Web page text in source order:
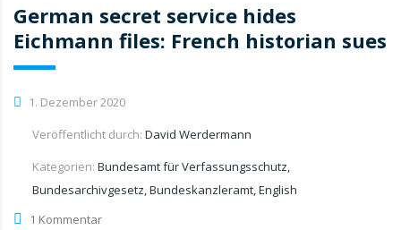
German secret service hides
Eichmann files: French historian sues
1. Dezember 2020
Veröffentlicht durch: David Werdermann
Kategorien: Bundesamt für Verfassungsschutz,
Bundesarchivgesetz, Bundeskanzleramt, English
1 Kommentar